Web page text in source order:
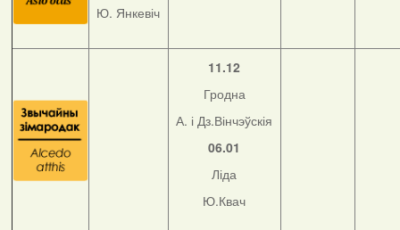
Ю. Янкевіч
11.12
Гродна
А. і Дз.Вінчэўскія
06.01
Ліда
Ю.Квач